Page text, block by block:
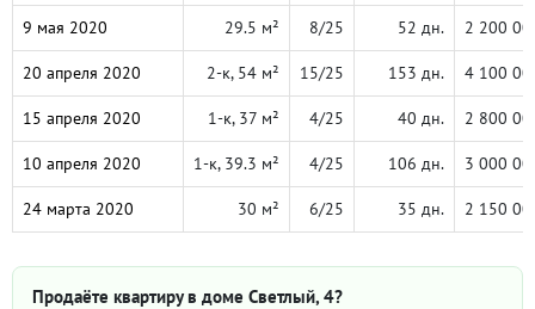
9 мая 2020 29.5 м² 8/25 52 дн. 2 200
20 апреля 2020 2-к, 54 м² 15/25 153 дн. 4 100
15 апреля 2020 1-к, 37 м² 4/25 40 дн. 2 800
10 апреля 2020 1-к, 39.3 м² 4/25 106 дн. 3 000
24 марта 2020 30 м² 6/25 35 дн. 2 150
Продаёте квартиру в доме Светлый, 4?